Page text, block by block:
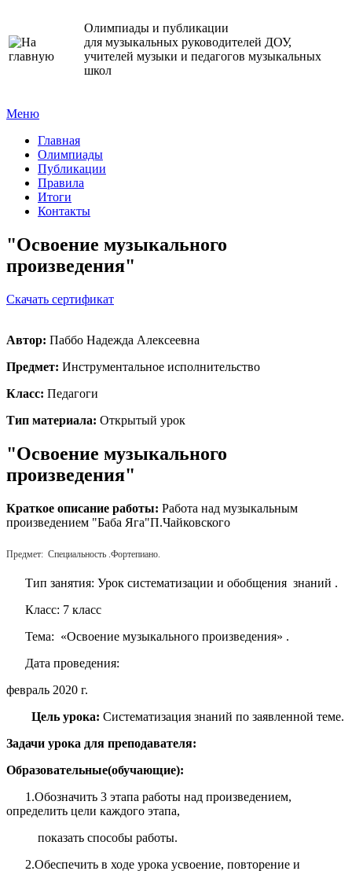
Олимпиады и публикации
для музыкальных руководителей ДОУ,
учителей музыки и педагогов музыкальных
школ
Меню
Главная
Олимпиады
Публикации
Правила
Итоги
Контакты
"Освоение музыкального
произведения"
Cкачать сертификат
Автор: Паббо Надежда Алексеевна
Предмет: Инструментальное исполнительство
Класс: Педагоги
Тип материала: Открытый урок
"Освоение музыкального
произведения"
Краткое описание работы: Работа над музыкальным
произведением "Баба Яга"П.Чайковского
Предмет: Специальность .Фортепиано.
Тип занятия: Урок систематизации и обобщения знаний .
Класс: 7 класс
Тема: «Освоение музыкального произведения» .
Дата проведения:
февраль 2020 г.
Цель урока: Систематизация знаний по заявленной теме.
Задачи урока для преподавателя:
Образовательные(обучающие):
1.Обозначить 3 этапа работы над произведением,
определить цели каждого этапа,
показать способы работы.
2.Обеспечить в ходе урока усвоение, повторение и